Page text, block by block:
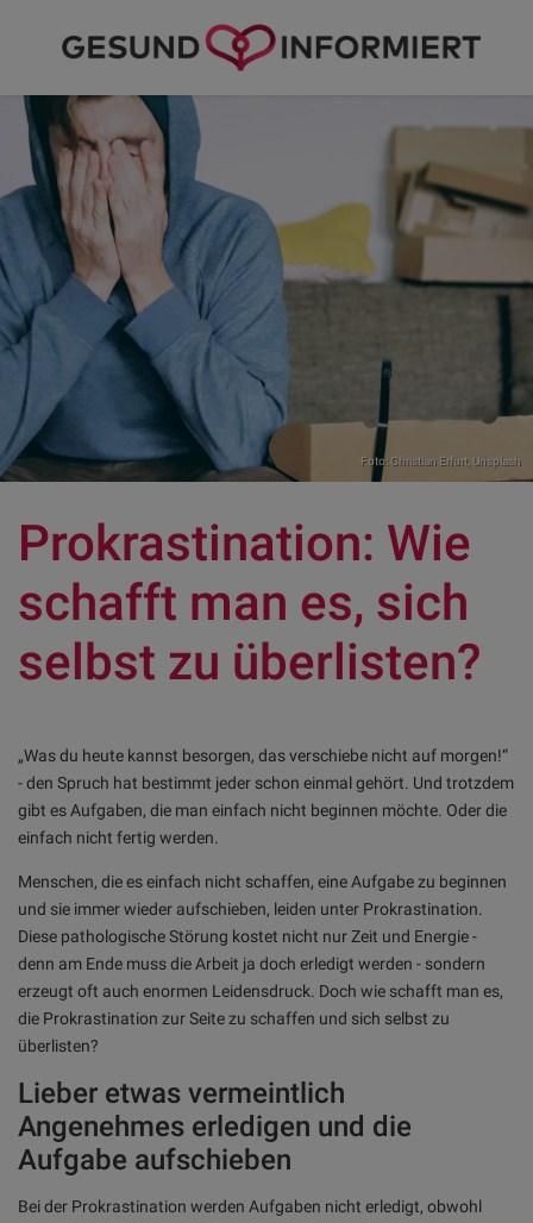
Foto:Christian Erfurt Unsplash
Prokrastination: Wie
schafft man es, sich
selbst zu überlisten?
„Was du heute kannst besorgen, das verschiebe nicht auf morgen!“
- den Spruch hat bestimmt jeder schon einmal gehört. Und trotzdem
gibt es Aufgaben, die man einfach nicht beginnen möchte. Oder die
einfach nicht fertig werden.
Menschen, die es einfach nicht schaffen, eine Aufgabe zu beginnen
und sie immer wieder aufschieben, leiden unter Prokrastination.
Diese pathologische Störung kostet nicht nur Zeit und Energie -
denn am Ende muss die Arbeit ja doch erledigt werden - sondern
erzeugt oft auch enormen Leidensdruck. Doch wie schafft man es,
die Prokrastination zur Seite zu schaffen und sich selbst zu
überlisten?
Lieber etwas vermeintlich
Angenehmes erledigen und die
Aufgabe aufschieben
Bei der Prokrastination werden Aufgaben nicht erledigt, obwohl